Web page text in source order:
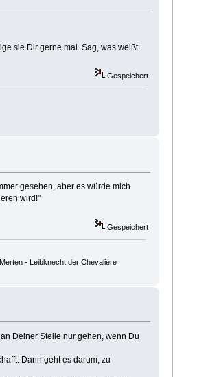
sie Dir gerne mal. Sag, was weißt
Gespeichert
gesehen, aber es würde mich
wird!"
Gespeichert
- Leibknecht der Chevalière
Deiner Stelle nur gehen, wenn Du
Dann geht es darum, zu